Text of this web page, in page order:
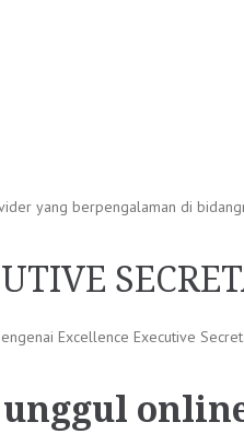
yang berpengalaman di
Excellence Executive